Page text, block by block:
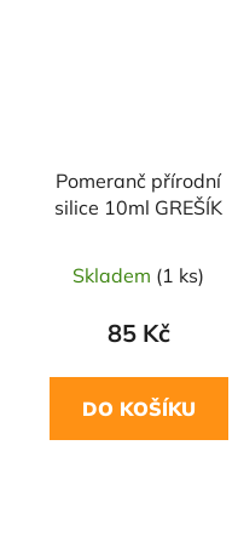
Pomeranč přírodní
silice 10ml GREŠÍK
Skladem (1 ks)
85 Kč
DO KOŠÍKU